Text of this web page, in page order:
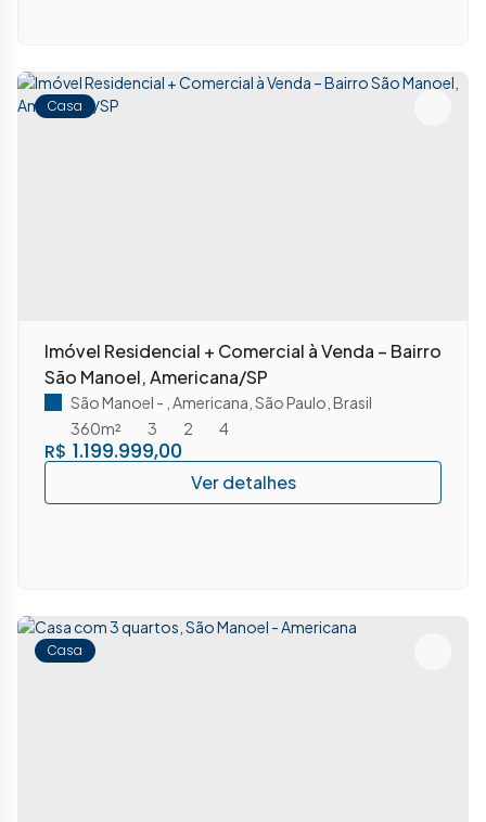
Casa
Imóvel Residencial + Comercial à Venda – Bairro
São Manoel, Americana/SP
R$ 1.199.999,00
São Manoel Americana São Paulo Brasil
3
2
360m² 4
Casa